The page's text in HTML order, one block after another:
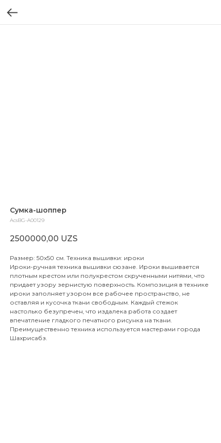
Сумка-шоппер
AcsBG-A00129
2500000,00 UZS
Размер: 50х50 см. Техника вышивки: ироки
Ироки-ручная техника вышивки сюзане. Ироки вышивается
плотным крестом или полукрестом скрученными нитями, что
придает узору зернистую поверхность. Композиция в технике
ироки заполняет узором все рабочее пространство, не
оставляя и кусочка ткани свободным. Каждый стежок
настолько безупречен, что издалека работа создает
впечатление гладкого печатного рисунка на ткани.
Преимущественно техника используется мастерами города
Шахрисабз.